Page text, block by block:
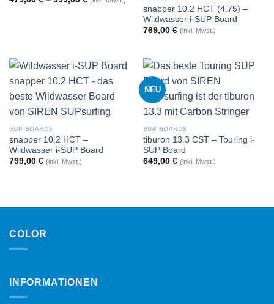
snapper 10.2 HCT (4.75) –
Wildwasser i-SUP Board
769,00 € (inkl. Mwst.)
SUP BOARDS
snapper 10.2 HCT –
Wildwasser i-SUP Board
799,00 € (inkl. Mwst.)
NEU
SUP BOARDS
tiburon 13.3 CST – Touring i-
SUP Board
649,00 € (inkl. Mwst.)
COLOR
INFORMATIONEN